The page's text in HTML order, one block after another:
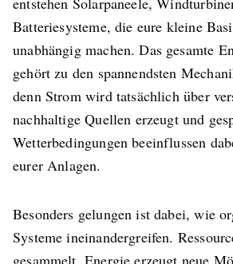
Batteriesysteme, die eure kleine
unabhängig machen. Das gesamte
gehört zu den spannendsten
denn Strom wird tatsächlich über
nachhaltige Quellen erzeugt und
Wetterbedingungen beeinflussen
eurer Anlagen.
Besonders gelungen ist dabei, wie
Systeme ineinandergreifen.